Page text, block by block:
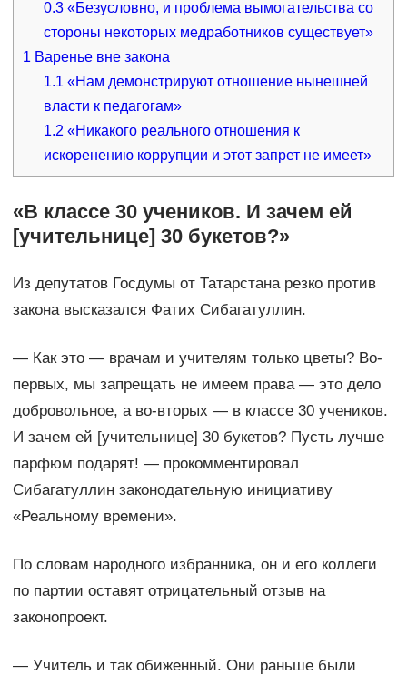
0.3 «Безусловно, и проблема вымогательства со
стороны некоторых медработников существует»
1 Варенье вне закона
1.1 «Нам демонстрируют отношение нынешней
власти к педагогам»
1.2 «Никакого реального отношения к
искоренению коррупции и этот запрет не имеет»
«В классе 30 учеников. И зачем ей
[учительнице] 30 букетов?»
Из депутатов Госдумы от Татарстана резко против
закона высказался Фатих Сибагатуллин.
— Как это — врачам и учителям только цветы? Во-
первых, мы запрещать не имеем права — это дело
добровольное, а во-вторых — в классе 30 учеников.
И зачем ей [учительнице] 30 букетов? Пусть лучше
парфюм подарят! — прокомментировал
Сибагатуллин законодательную инициативу
«Реальному времени».
По словам народного избранника, он и его коллеги
по партии оставят отрицательный отзыв на
законопроект.
— Учитель и так обиженный. Они раньше были